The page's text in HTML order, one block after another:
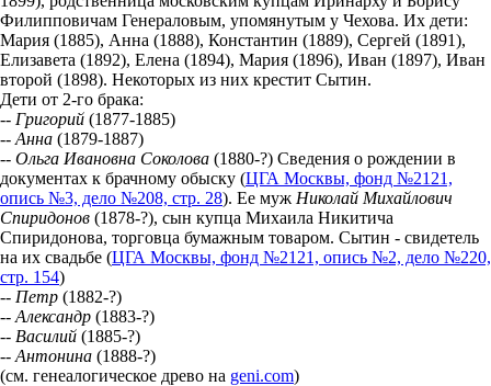
Филипповичам Генераловым, упомянутым у Чехова. Их дети:
Мария (1885), Анна (1888), Константин (1889), Сергей (1891),
Елизавета (1892), Елена (1894), Мария (1896), Иван (1897), Иван
второй (1898). Некоторых из них крестит Сытин.
Дети от 2-го брака:
-- Григорий (1877-1885)
-- Анна (1879-1887)
-- Ольга Ивановна Соколова (1880-?) Сведения о рождении в
документах к брачному обыску (ЦГА Москвы, фонд №2121,
опись №3, дело №208, стр. 28). Ее муж Николай Михайлович
Спиридонов (1878-?), сын купца Михаила Никитича
Спиридонова, торговца бумажным товаром. Сытин - свидетель
на их свадьбе (ЦГА Москвы, фонд №2121, опись №2, дело №220,
стр. 154)
-- Петр (1882-?)
-- Александр (1883-?)
-- Василий (1885-?)
-- Антонина (1888-?)
(см. генеалогическое древо на geni.com)